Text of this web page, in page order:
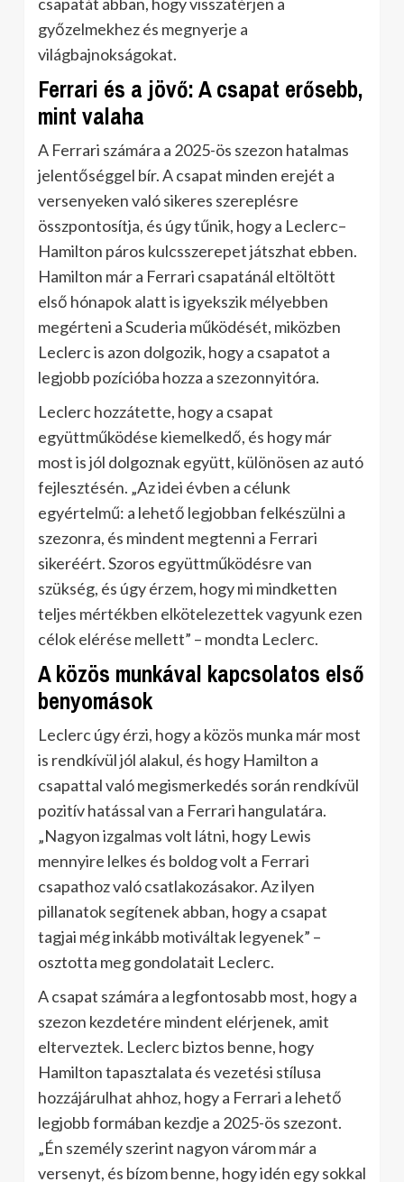
csapatát abban, hogy visszatérjen a
győzelmekhez és megnyerje a
világbajnokságokat.
Ferrari és a jövő: A csapat erősebb,
mint valaha
A Ferrari számára a 2025-ös szezon hatalmas
jelentőséggel bír. A csapat minden erejét a
versenyeken való sikeres szereplésre
összpontosítja, és úgy tűnik, hogy a Leclerc–
Hamilton páros kulcsszerepet játszhat ebben.
Hamilton már a Ferrari csapatánál eltöltött
első hónapok alatt is igyekszik mélyebben
megérteni a Scuderia működését, miközben
Leclerc is azon dolgozik, hogy a csapatot a
legjobb pozícióba hozza a szezonnyitóra.
Leclerc hozzátette, hogy a csapat
együttműködése kiemelkedő, és hogy már
most is jól dolgoznak együtt, különösen az autó
fejlesztésén. „Az idei évben a célunk
egyértelmű: a lehető legjobban felkészülni a
szezonra, és mindent megtenni a Ferrari
sikeréért. Szoros együttműködésre van
szükség, és úgy érzem, hogy mi mindketten
teljes mértékben elkötelezettek vagyunk ezen
célok elérése mellett” – mondta Leclerc.
A közös munkával kapcsolatos első
benyomások
Leclerc úgy érzi, hogy a közös munka már most
is rendkívül jól alakul, és hogy Hamilton a
csapattal való megismerkedés során rendkívül
pozitív hatással van a Ferrari hangulatára.
„Nagyon izgalmas volt látni, hogy Lewis
mennyire lelkes és boldog volt a Ferrari
csapathoz való csatlakozásakor. Az ilyen
pillanatok segítenek abban, hogy a csapat
tagjai még inkább motiváltak legyenek” –
osztotta meg gondolatait Leclerc.
A csapat számára a legfontosabb most, hogy a
szezon kezdetére mindent elérjenek, amit
elterveztek. Leclerc biztos benne, hogy
Hamilton tapasztalata és vezetési stílusa
hozzájárulhat ahhoz, hogy a Ferrari a lehető
legjobb formában kezdje a 2025-ös szezont.
„Én személy szerint nagyon várom már a
versenyt, és bízom benne, hogy idén egy sokkal